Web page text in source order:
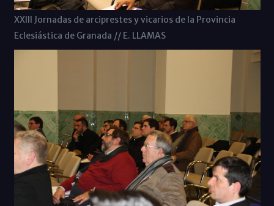
XXIII Jornadas de arciprestes y vicarios de la Provincia
Eclesiástica de Granada // E. LLAMAS